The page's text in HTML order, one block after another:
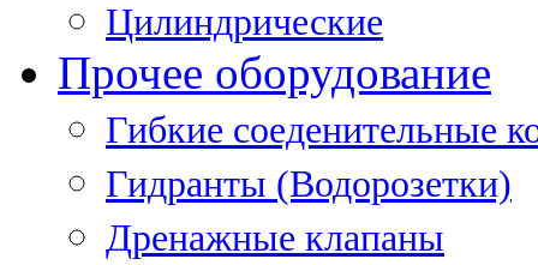
Цилиндрические
Прочее оборудование
Гибкие соеденительные
Гидранты (Водорозетки)
Дренажные клапаны